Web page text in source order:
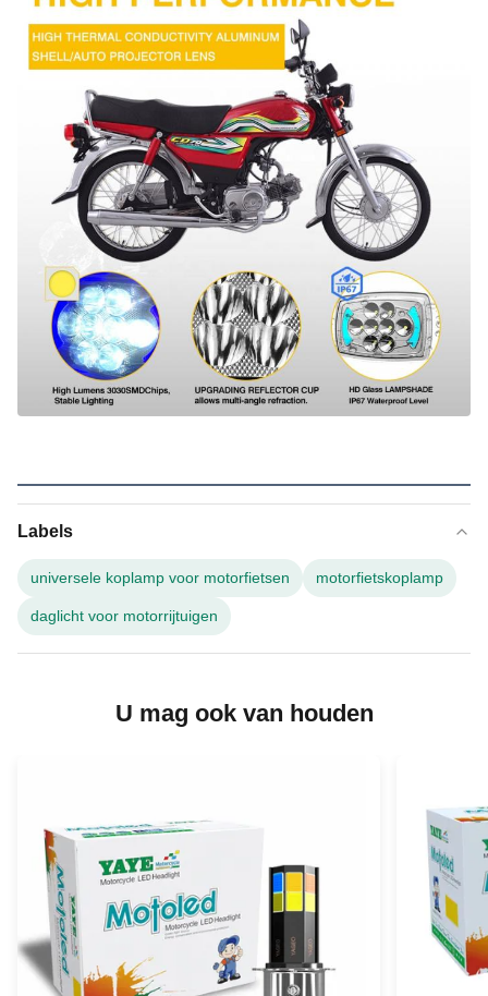
Labels
universele koplamp voor motorfietsen motorfietskoplamp
daglicht voor motorrijtuigen
U mag ook van houden